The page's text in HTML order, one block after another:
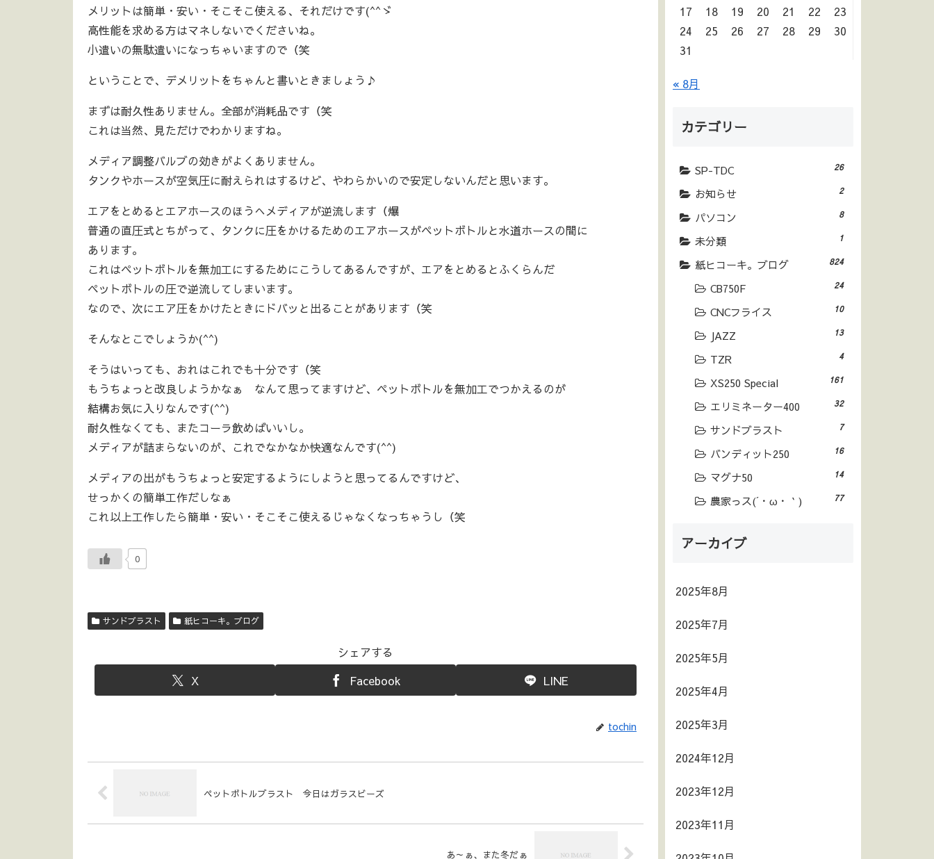
メリットは簡単・安い・そこそこ使える、それだけです(^^ゞ
高性能を求める方はマネしないでくださいね。
小遣いの無駄遣いになっちゃいますので（笑
ということで、デメリットをちゃんと書いときましょう♪
まずは耐久性ありません。全部が消耗品です（笑
これは当然、見ただけでわかりますね。
メディア調整バルブの効きがよくありません。
タンクやホースが空気圧に耐えられはするけど、やわらかいので安定しないんだと思います。
エアをとめるとエアホースのほうへメディアが逆流します（爆
普通の直圧式とちがって、タンクに圧をかけるためのエアホースがペットボトルと水道ホースの間に
あります。
これはペットボトルを無加工にするためにこうしてあるんですが、エアをとめるとふくらんだ
ペットボトルの圧で逆流してしまいます。
なので、次にエア圧をかけたときにドバッと出ることがあります（笑
そんなとこでしょうか(^^)
そうはいっても、おれはこれでも十分です（笑
もうちょっと改良しようかなぁ なんて思ってますけど、ペットボトルを無加工でつかえるのが
結構お気に入りなんです(^^)
耐久性なくても、またコーラ飲めばいいし。
メディアが詰まらないのが、これでなかなか快適なんです(^^)
メディアの出がもうちょっと安定するようにしようと思ってるんですけど、
せっかくの簡単工作だしなぁ
これ以上工作したら簡単・安い・そこそこ使えるじゃなくなっちゃうし（笑
0
サンドブラスト 紙ヒコーキ。ブログ
シェアする
X
Facebook LINE
tochin
ペットボトルブラスト 今日はガラスビーズ
あ～ぁ、また冬だぁ
17
18 19 20 21 22
23
24
25 26 27 28 29
30
31
« 8月
カテゴリー
SP-TDC 26
お知らせ 2
パソコン 8
未分類 1
紙ヒコーキ。ブログ 824
CB750F 24
CNCフライス 10
JAZZ 13
TZR 4
XS250 Special 161
エリミネーター400 32
サンドブラスト 7
バンディット250 16
マグナ50 14
農家っス(´・ω・｀) 77
アーカイブ
2025年8月
2025年7月
2025年5月
2025年4月
2025年3月
2024年12月
2023年12月
2023年11月